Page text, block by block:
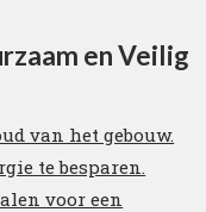
en Veilig
van het gebouw.
te besparen.
voor een